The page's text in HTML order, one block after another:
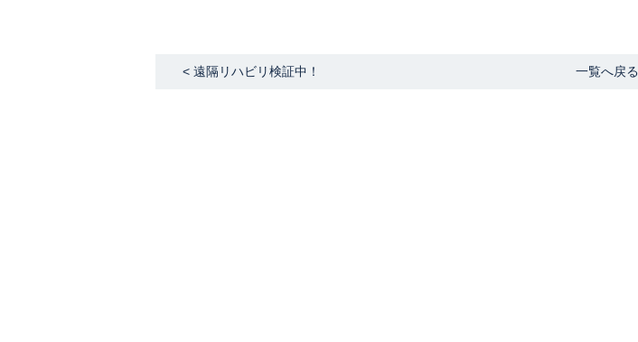
< 遠隔リハビリ検証中！ 一覧へ戻る